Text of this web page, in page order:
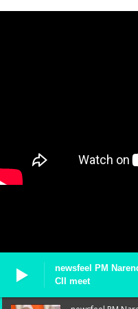
newsfeel PM
CII meet